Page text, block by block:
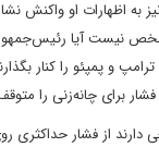
به اظهارات او واکنش
نیست آیا رئیس‌جمهور
و پمپئو را کنار
برای چانه‌زنی را
از فشار حداکثری